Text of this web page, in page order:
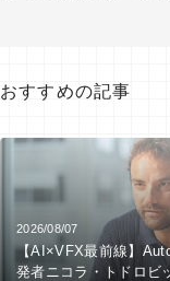
おすすめの記事
2026/08/07
【AI×VFX最前線】
発者ニコラ・トドロビ